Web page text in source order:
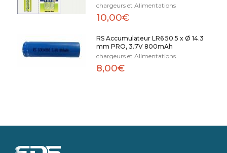
chargeurs et Alimentations
10,00€
RS Accumulateur LR6 50.5 x Ø 14.3
mm PRO, 3.7V 800mAh
chargeurs et Alimentations
8,00€